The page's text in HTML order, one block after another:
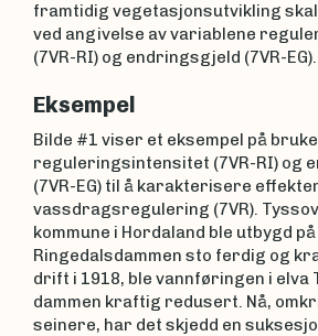
framtidig vegetasjonsutvikling
ved angivelse av variablene
(7VR-RI) og endringsgjeld (7VR-EG).
Eksempel
Bilde #1 viser et eksempel på
reguleringsintensitet (7VR-RI) og
(7VR-EG) til å karakterisere
vassdragsregulering (7VR).
kommune i Hordaland ble utbygd
Ringedalsdammen sto ferdig og
drift i 1918, ble vannføringen i elva
dammen kraftig redusert. Nå,
seinere, har det skjedd en